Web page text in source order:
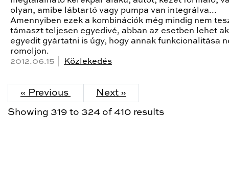
olyan, amibe lábtartó vagy pumpa van integrálva...
Amennyiben ezek a kombinációk még mindig nem
támaszt teljesen egyedivé, abban az esetben lehet
egyedit gyártatni is úgy, hogy annak funkcionalitása
romoljon.
2012.06.15 |
Közlekedés
« Previous Next »
Showing 319 to 324 of 410 results